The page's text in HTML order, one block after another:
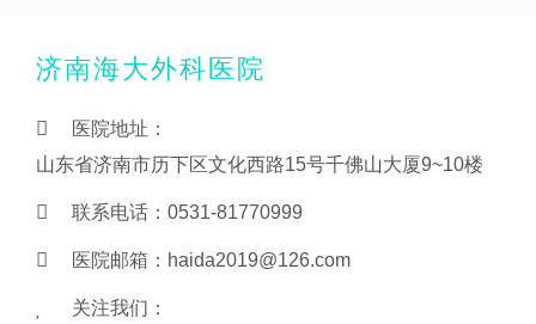
济南海大外科医院
医院地址：
山东省济南市历下区文化西路15号千佛山大厦9~10楼
联系电话： 0531-81770999
医院邮箱： haida2019@126.com
关注我们：